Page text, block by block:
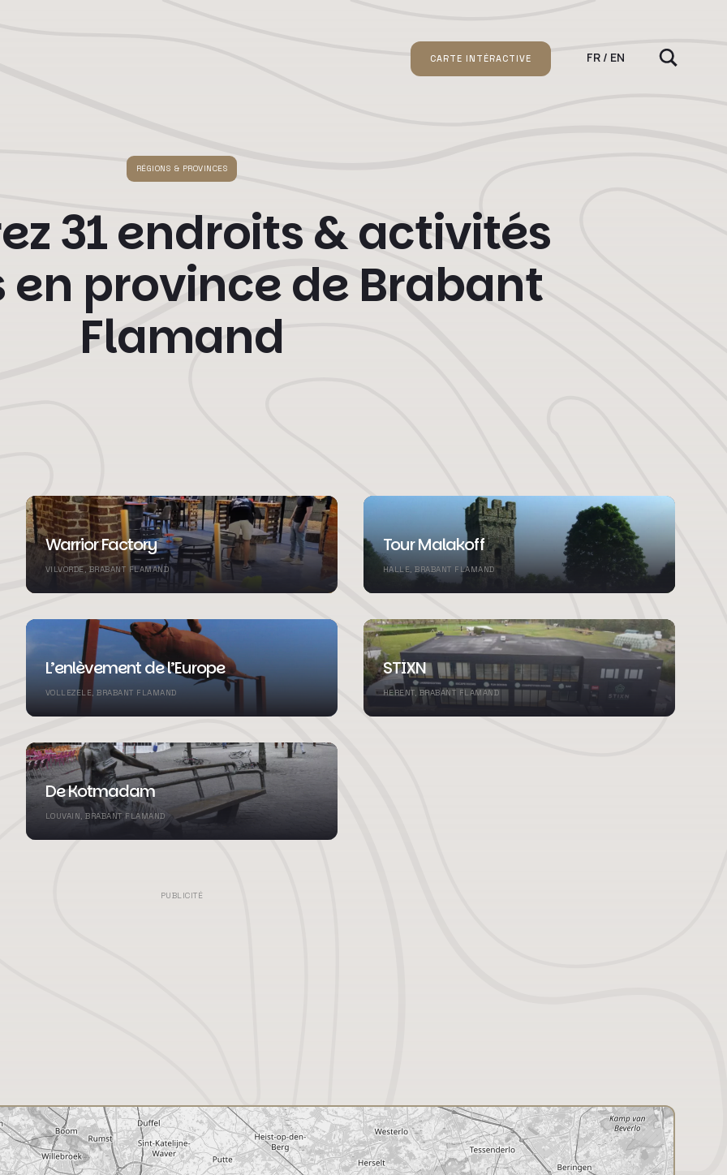
CARTE INTÉRACTIVE FR / EN
RÉGIONS & PROVINCES
31 endroits & activités
en province de Brabant
Flamand
Warrior Factory
VILVORDE, BRABANT FLAMAND
Tour Malakoff
HALLE, BRABANT FLAMAND
L’enlèvement de l’Europe
VOLLEZELE, BRABANT FLAMAND
STIXN
HERENT, BRABANT FLAMAND
De Kotmadam
LOUVAIN, BRABANT FLAMAND
PUBLICITÉ